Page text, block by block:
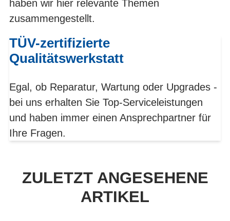
haben wir hier relevante Themen
zusammengestellt.
TÜV-zertifizierte
Qualitätswerkstatt
Egal, ob Reparatur, Wartung oder Upgrades -
bei uns erhalten Sie Top-Serviceleistungen
und haben immer einen Ansprechpartner für
Ihre Fragen.
ZULETZT ANGESEHENE
ARTIKEL